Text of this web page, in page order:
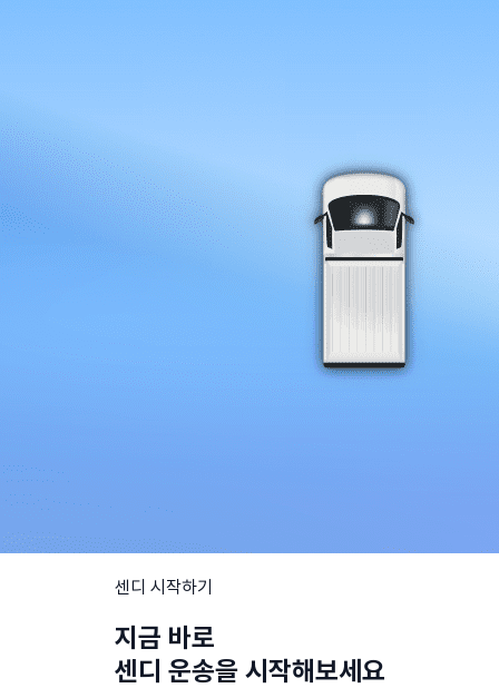
센디 시작하기
지금 바로
센디 운송을 시작해보세요